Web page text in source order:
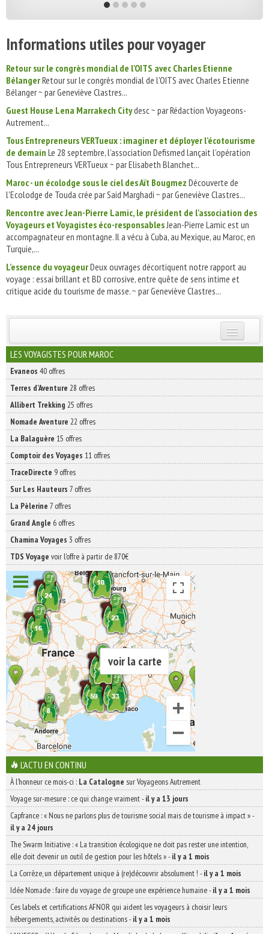
Informations utiles pour voyager
Retour sur le congrès mondial de l'OITS avec Charles Etienne
BélangerRetour sur le congrès mondial de l'OITS avec Charles Etienne
Bélanger ~ par Geneviève Clastres...
Guest House Lena Marrakech Citydesc ~ par Rédaction Voyageons-
Autrement...
Tous Entrepreneurs VERTueux : imaginer et déployer l’écotourisme
de demain Le 28 septembre, l’association Defismed lançait l’opération
Tous Entrepreneurs VERTueux ~ par Elisabeth Blanchet...
Maroc - un écolodge sous le ciel des Aït Bougmez Découverte de
l'Ecolodge de Touda crée par Said Marghadi ~ par Geneviève Clastres...
Rencontre avec Jean-Pierre Lamic, le président de l'association des
Voyageurs et Voyagistes éco-responsablesJean-Pierre Lamic est un
accompagnateur en montagne. Il a vécu à Cuba, au Mexique, au Maroc, en
Turquie,...
L’essence du voyageurDeux ouvrages décortiquent notre rapport au
voyage : essai brillant et BD corrosive, entre quête de sens intime et
critique acide du tourisme de masse. ~ par Geneviève Clastres...
INSCRIVEZ-VOUS | ABONNEZ-VOUS
LES VOYAGISTES POUR MAROC
Evaneos 40 offres
Terres d'Aventure 28 offres
Allibert Trekking 25 offres
Nomade Aventure 22 offres
La Balaguère 15 offres
Comptoir des Voyages 11 offres
TraceDirecte 9 offres
Sur Les Hauteurs 7 offres
La Pèlerine 7 offres
Grand Angle 6 offres
Chamina Voyages 3 offres
TDS Voyage voir l'offre à partir de 870€
voir la carte
L'ACTU EN CONTINU
À l'honneur ce mois-ci : La Catalogne sur Voyageons Autrement
Voyage sur-mesure : ce qui change vraiment-il y a 13 jours
Capfrance : « Nous ne parlons plus de tourisme social mais de tourisme à impact »-
il y a 24 jours
The Swarm Initiative : « La transition écologique ne doit pas rester une intention,
elle doit devenir un outil de gestion pour les hôtels »-il y a 1 mois
La Corrèze, un département unique à (re)découvrir absolument ! -il y a 1 mois
Idée Nomade : faire du voyage de groupe une expérience humaine-il y a 1 mois
Ces labels et certifications AFNOR qui aident les voyageurs à choisir leurs
hébergements, activités ou destinations-il y a 1 mois